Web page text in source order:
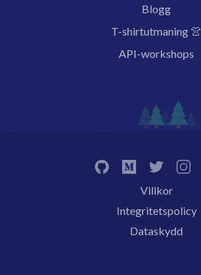
Blogg
T-shirtutmaning 👚
API-workshops
Villkor
Integritetspolicy
Dataskydd